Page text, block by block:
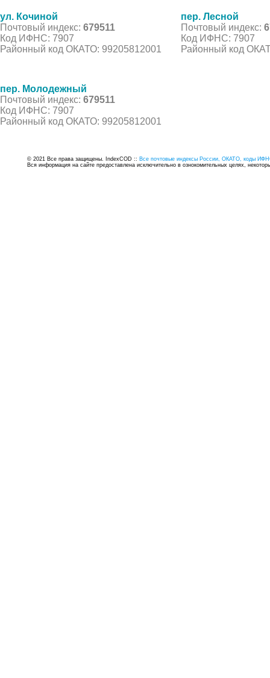
ул. Кочиной
Почтовый индекс: 679511
Код ИФНС: 7907
Районный код ОКАТО: 99205812001
пер. Лесной
Почтовый индекс:
Код ИФНС: 7907
Районный код
пер. Молодежный
Почтовый индекс: 679511
Код ИФНС: 7907
Районный код ОКАТО: 99205812001
© 2021 Все права защищены. IndexCOD :: Все почтовые индексы России, ОКАТО, коды
Вся информация на сайте предоставлена исключительно в ознокомительных целях,